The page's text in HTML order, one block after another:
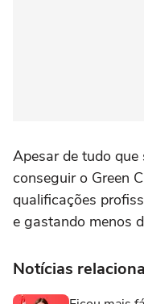
Apesar de tudo que
conseguir o Green
qualificações
e gastando menos
Notícias